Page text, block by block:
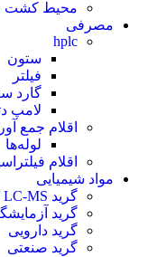
محیط کشت
مصرفی
hplc
ستون
فیلتر
گارد
لامپ
اقلام جمع‌
لوله‌ها
اقلام
مواد شیمیایی
گرید HPLC / LC-MS
گرید
گرید دارویی
گرید صنعتی